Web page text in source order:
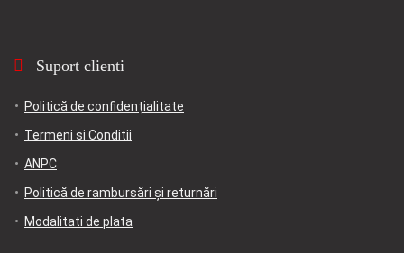
Suport clienti
Politică de confidențialitate
Termeni si Conditii
ANPC
Politică de rambursări și returnări
Modalitati de plata